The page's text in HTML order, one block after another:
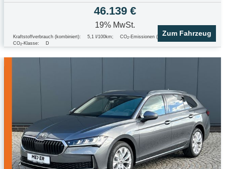
46.139 €
19% MwSt.
Kraftstoffverbrauch (kombiniert): 5,1 l/100km; CO2-Emissionen (kombiniert): 135.0 g/km
CO2-Klasse: D
Zum Fahrzeug